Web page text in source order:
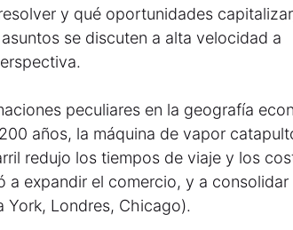
y qué oportunidades
se discuten a alta velocidad a
peculiares en la geografía
años, la máquina de vapor
redujo los tiempos de viaje y los
a expandir el comercio, y a
York, Londres, Chicago).